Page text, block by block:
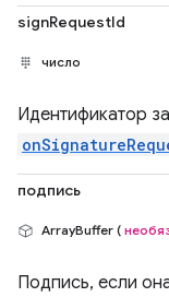
signRequestId
число
Идентификатор
подпись
ArrayBuffer (
Подпись, если